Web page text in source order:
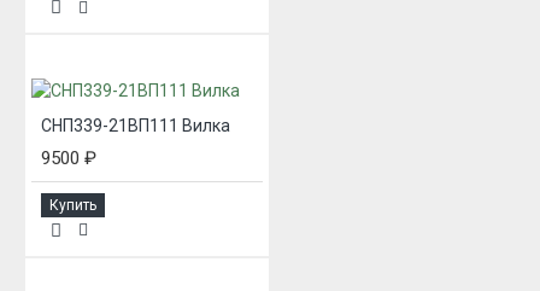
СНП339-21ВП111 Вилка
9500 ₽
Купить